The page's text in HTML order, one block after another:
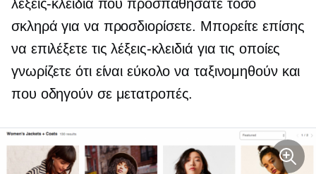
λέξεις-κλειδιά που προσπαθήσατε τόσο
σκληρά για να προσδιορίσετε. Μπορείτε επίσης
να επιλέξετε τις λέξεις-κλειδιά για τις οποίες
γνωρίζετε ότι είναι εύκολο να ταξινομηθούν και
που οδηγούν σε μετατροπές.